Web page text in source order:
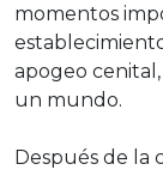
momentos
apogeo
un mundo.
Después de la